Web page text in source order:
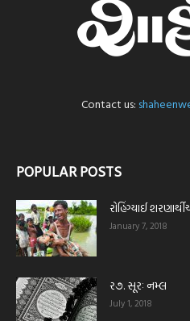
Contact us:
POPULAR POSTS
રોહિંગ્યાઈ
January 7, 2018
ર૭. સૂરઃ નમ્લ
July 1, 2018